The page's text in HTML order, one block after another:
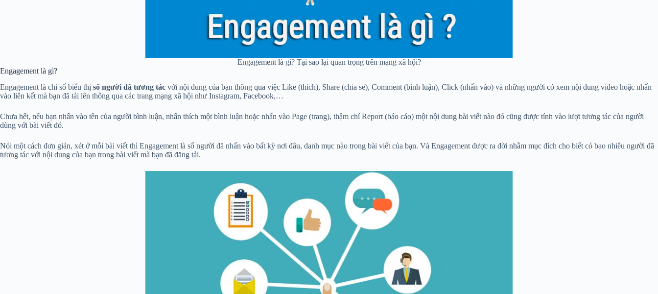
Engagement là gì? Tại sao lại quan trọng trên mạng xã hội?
Engagement là gì?
Engagement là chỉ số biểu thị số người đã tương tác với nội dung của bạn thông qua việc Like (thích), Share (chia sẻ), Comment (bình luận), Click (nhấn vào) và những người có xem nội dung video hoặc nhấn
vào liên kết mà bạn đã tải lên thông qua các trang mạng xã hội như Instagram, Facebook,…
Chưa hết, nếu bạn nhấn vào tên của người bình luận, nhấn thích một bình luận hoặc nhấn vào Page (trang), thậm chí Report (báo cáo) một nội dung bài viết nào đó cũng được tính vào lượt tương tác của người
dùng với bài viết đó.
Nói một cách đơn giản, xét ở mỗi bài viết thì Engagement là số người đã nhấn vào bất kỳ nơi đâu, danh mục nào trong bài viết của bạn. Và Engagement được ra đời nhằm mục đích cho biết có bao nhiêu người đã
tương tác với nội dung của bạn trong bài viết mà bạn đã đăng tải.